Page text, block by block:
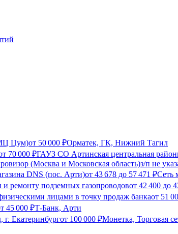
Цум)от 50 000 ₽Орматек, ГК, Нижний Тагил
70 000 ₽ГАУЗ СО Артинская центральная
(Москва и Московская область)з/п не
DNS (пос. Арти)от 43 678 до 57 471 ₽Сеть
и ремонту подземных газопроводовот 42 400 до
лицами в точку продаж банкаот 51
45 000 ₽Т-Банк, Арти
г. Екатеринбургот 100 000 ₽Монетка, Торговая